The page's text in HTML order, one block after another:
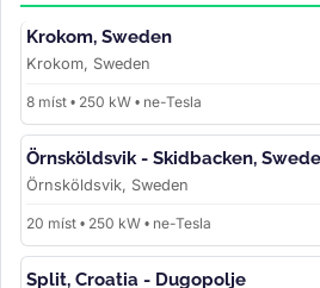
Krokom, Sweden
Krokom, Sweden
8 míst • 250 kW • ne-Tesla
Örnsköldsvik - Skidbacken,
Örnsköldsvik, Sweden
20 míst • 250 kW • ne-Tesla
Split, Croatia - Dugopolje